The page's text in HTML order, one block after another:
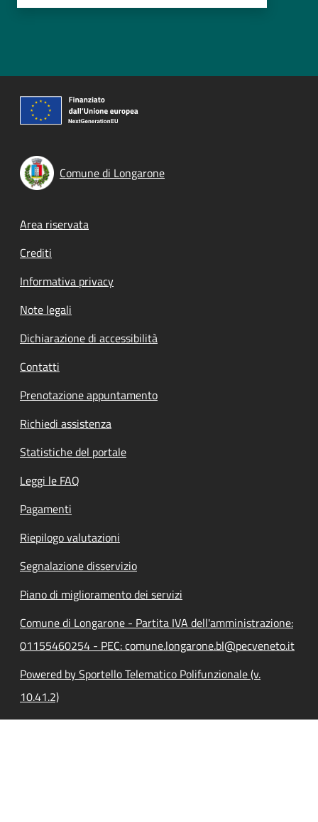
Comune di Longarone
Footer menu
Area riservata
Crediti
Informativa privacy
Note legali
Dichiarazione di accessibilità
Contatti
Prenotazione appuntamento
Richiedi assistenza
Statistiche del portale
Leggi le FAQ
Pagamenti
Riepilogo valutazioni
Segnalazione disservizio
Piano di miglioramento dei servizi
Comune di Longarone - Partita IVA dell'amministrazione:
01155460254 - PEC: comune.longarone.bl@pecveneto.it
Powered by Sportello Telematico Polifunzionale (v.
10.41.2)